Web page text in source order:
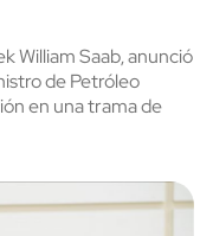
William Saab, anunció
de Petróleo
en una trama de